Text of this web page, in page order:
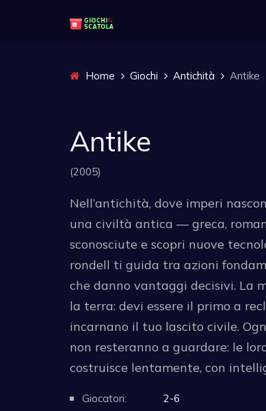
Home Giochi Antichità Antike
Antike
(2005)
Nell’antichità, dove imperi
una civiltà antica — greca,
sconosciute e scopri nuove
rondell ti guida tra azioni
che danno vantaggi decisivi. La
la terra: devi essere il primo a
incarnano il tuo lascito civile.
non resteranno a guardare: le
costruisce lentamente, con
Giocatori:
2-6